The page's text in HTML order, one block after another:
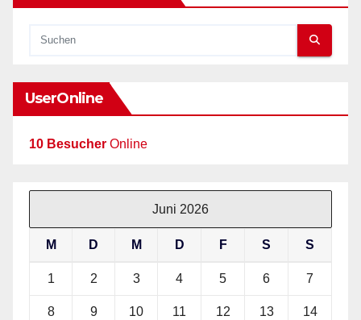
UserOnline
10 Besucher Online
Juni 2026
M D M D F S S
1 2 3 4 5 6 7
8 9 10 11 12 13 14